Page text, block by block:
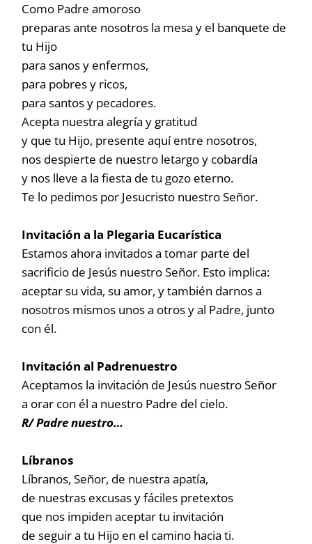
Como Padre amoroso
preparas ante nosotros la mesa y el banquete de
tu Hijo
para sanos y enfermos,
para pobres y ricos,
para santos y pecadores.
Acepta nuestra alegría y gratitud
y que tu Hijo, presente aquí entre nosotros,
nos despierte de nuestro letargo y cobardía
y nos lleve a la fiesta de tu gozo eterno.
Te lo pedimos por Jesucristo nuestro Señor.
Invitación a la Plegaria Eucarística
Estamos ahora invitados a tomar parte del
sacrificio de Jesús nuestro Señor. Esto implica:
aceptar su vida, su amor, y también darnos a
nosotros mismos unos a otros y al Padre, junto
con él.
Invitación al Padrenuestro
Aceptamos la invitación de Jesús nuestro Señor
a orar con él a nuestro Padre del cielo.
R/ Padre nuestro…
Líbranos
Líbranos, Señor, de nuestra apatía,
de nuestras excusas y fáciles pretextos
que nos impiden aceptar tu invitación
de seguir a tu Hijo en el camino hacia ti.